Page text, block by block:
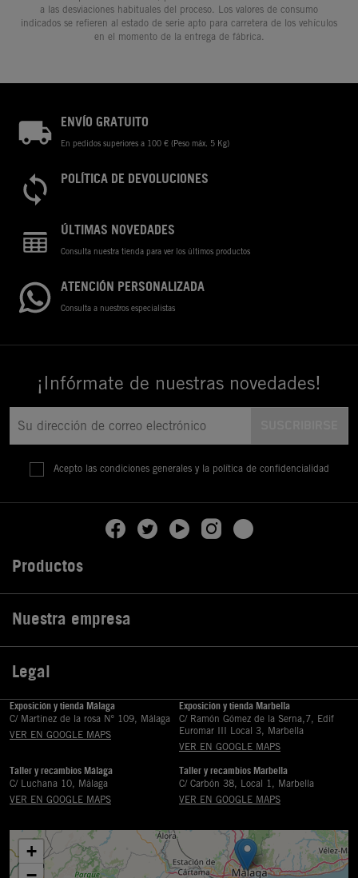
a las desviaciones habituales del proceso. Los valores de consumo
indicados se refieren al estado de serie apto para carretera de los vehículos
en el momento de la entrega de fábrica.
ENVÍO GRATUITO
En pedidos superiores a 100 € (Peso máx. 5 Kg)
POLÍTICA DE DEVOLUCIONES
ÚLTIMAS NOVEDADES
Consulta nuestra tienda para ver los últimos productos
ATENCIÓN PERSONALIZADA
Consulta a nuestros especialistas
¡Infórmate de nuestras novedades!
Acepto las condiciones generales y la política de confidencialidad
Productos
Nuestra empresa
Legal
Exposición y tienda Málaga
C/ Martinez de la rosa Nº 109, Málaga
VER EN GOOGLE MAPS
Exposición y tienda Marbella
C/ Ramón Gómez de la Serna,7, Edif
Euromar III Local 3, Marbella
VER EN GOOGLE MAPS
Taller y recambios Málaga
C/ Luchana 10, Málaga
VER EN GOOGLE MAPS
Taller y recambios Marbella
C/ Carbón 38, Local 1, Marbella
VER EN GOOGLE MAPS
+